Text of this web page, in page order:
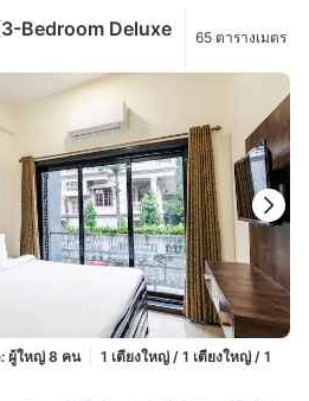
Bedroom Deluxe
65 ตารางเมตร
: ผู้ใหญ่ 8 คน
1 เตียงใหญ่ / 1 เตียงใหญ่ / 1